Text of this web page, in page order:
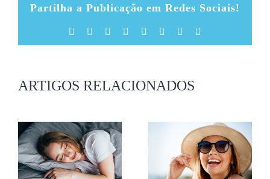
Partilha a Publicação em Redes Sociais!
Facebook Reddit LinkedIn
TumblrPinterest
ARTIGOS RELACIONADOS